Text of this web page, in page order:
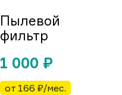
Пылевой
фильтр
1 000 ₽
от 166 ₽/мес.